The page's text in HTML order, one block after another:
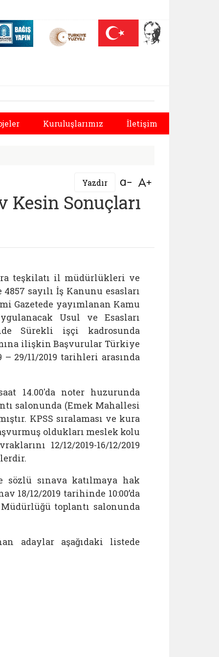
sekmede açılır)
On Yılı (yeni sekmede açılır)
Darülaceze bağış sayfası (yeni sekmede açılır)
Kuruluşlarımız İletişim
| Sürekli
Sonraki
Yazdır Bağlantıyı aç
Kesin Sonuçları
teşkilatı il müdürlükleri ve
sayılı İş Kanunu esasları
Gazetede yayımlanan Kamu
Usul ve Esasları
Sürekli işçi kadrosunda
ilişkin Başvurular Türkiye
29/11/2019 tarihleri arasında
14.00'da noter huzurunda
salonunda (Emek Mahallesi
KPSS sıralaması ve kura
oldukları meslek kolu
12/12/2019-16/12/2019
sınava katılmaya hak
18/12/2019 tarihinde 10:00’da
toplantı salonunda
adaylar aşağıdaki listede